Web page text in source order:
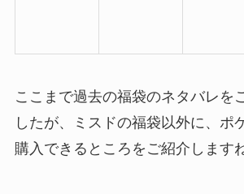
ここまで過去の福袋のネタバレを
したが、ミスドの福袋以外に、ポ
購入できるところをご紹介します